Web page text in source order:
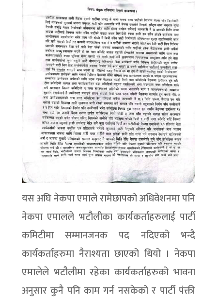
यस अघि नेकपा एमाले रामेछापको अधिवेशनमा पनि
नेकपा एमालले भटौलीका कार्यकर्ताहरुलाई पार्टी
कमिटीमा सम्मानजनक पद नदिएको भन्दै
कार्यकर्ताहरुमा नैराश्यता छाएको थियो । नेकपा
एमालेले भटौलीमा रहेका कार्यकर्ताहरुको भावना
अनुसार कुनै पनि काम गर्न नसकेको र पार्टी पंक्ती